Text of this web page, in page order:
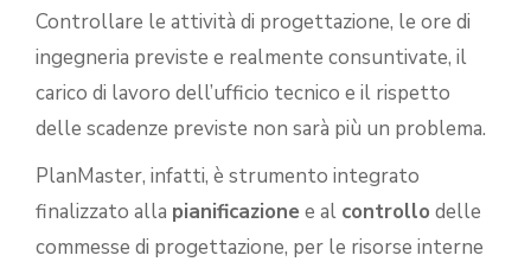
Controllare le attività di progettazione, le ore di
ingegneria previste e realmente consuntivate, il
carico di lavoro dell’ufficio tecnico e il rispetto
delle scadenze previste non sarà più un problema.
PlanMaster, infatti, è strumento integrato
finalizzato alla pianificazione e al controllo delle
commesse di progettazione, per le risorse interne